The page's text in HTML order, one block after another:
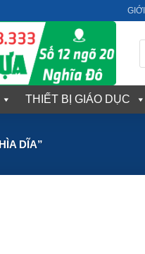
THIẾT BỊ GIÁO DỤC
DĨA”